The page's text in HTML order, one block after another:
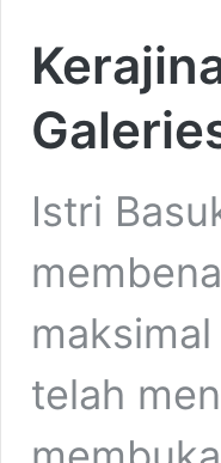
Istri
telah